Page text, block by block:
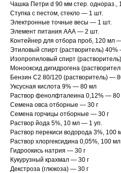
Чашка Петри d 90 мм стер. однораз.,
Ступка с пестом, стекло — 1 шт.
Электронные точные весы — 1 шт.
Элемент питания ААА — 2 шт.
Контейнер для отбора проб, 120 мл
Этиловый спирт (растворитель)
Изопропиловый спирт
Монооксид дигидрогена
Бензин С2 80/120 (растворитель) —
Уксусная кислота 9% — 80 мл
Раствор фенолфталеина 0,12% —
Семена овса отборные — 30 г
Семена горчицы отборные — 30 г
Раствор йода 5%, 10 мл — 1 уп.
Раствор перекиси водорода 3%, 100
Раствор хлоргексидина 0,05%, 100
Гидроокись натрия — 30 г
Кукурузный крахмал — 30 г
Декстроза (глюкоза) — 30 г